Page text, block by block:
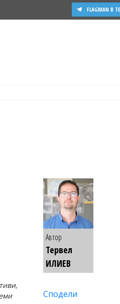
FLAGMAN В
Автор
Тервел
ИЛИЕВ
Сподели